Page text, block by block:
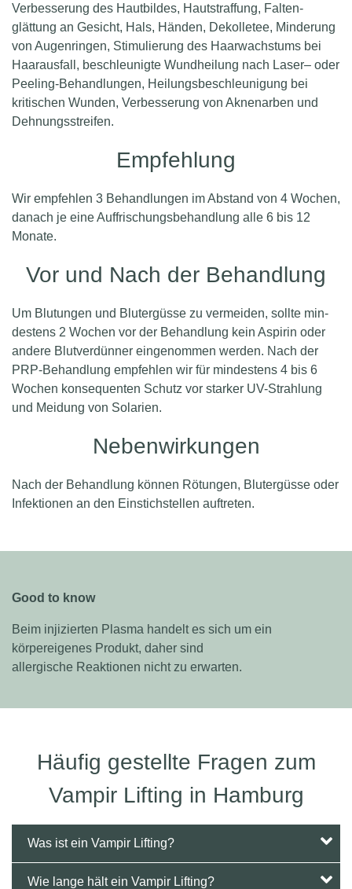
Verbesserung des Hautbildes, Haut­straf­fung, Falten­
glättung an Gesicht, Hals, Händen, Dekolletee, Minderung
von Augen­ringen, Stimulierung des Haar­wachstums bei
Haar­aus­fall, beschleunigte Wund­heilung nach Laser– oder
Peeling-Behandlungen, Heilungs­beschleunigung bei
kritischen Wunden, Ver­bes­serung von Akne­narben und
Dehnungs­streifen.
Empfehlung
Wir empfehlen 3 Behandlungen im Abstand von 4 Wochen,
danach je eine Auf­frisch­ungs­behandlung alle 6 bis 12
Monate.
Vor und Nach der Behandlung
Um Blutungen und Blutergüsse zu vermeiden, sollte min­
destens 2 Wochen vor der Be­handlung kein Aspirin oder
andere Blut­verdünner ein­genom­men werden. Nach der
PRP-­Behandlung empfehlen wir für min­destens 4 bis 6
Wochen kon­se­quenten Schutz vor starker UV-­Strahlung
und Mei­dung von Solarien.
Nebenwirkungen
Nach der Behandlung können Rötungen, Blutergüsse oder
Infektionen an den Einstichstellen auftreten.
Good to know
Beim injizierten Plasma handelt es sich um ein
körpereigenes Produkt, daher sind
allergische Reaktionen nicht zu erwarten.
Häufig gestellte Fragen zum
Vampir Lifting in Hamburg
Was ist ein Vampir Lifting?
Wie lange hält ein Vampir Lifting?